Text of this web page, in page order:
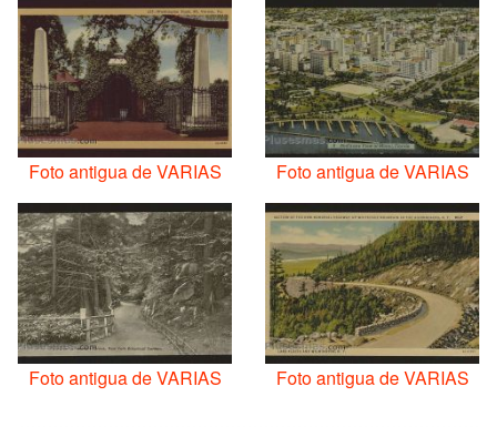
Foto antigua de VARIAS Foto antigua de VARIAS
Foto antigua de VARIAS Foto antigua de VARIAS